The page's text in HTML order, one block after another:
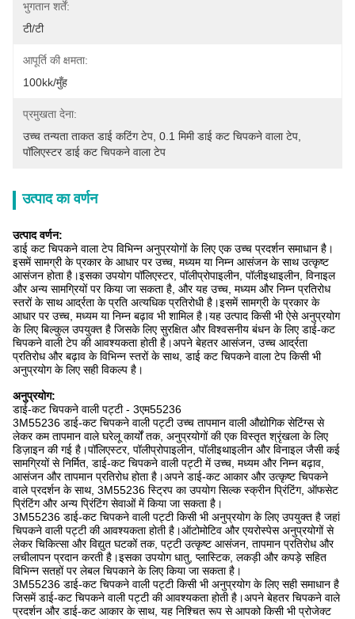
भुगतान शर्तें:
टी/टी
आपूर्ति की क्षमता:
100kk/मुँह
प्रमुखता देना:
उच्च तन्यता ताकत डाई कटिंग टेप 0.1 मिमी डाई कट चिपकने वाला टेप
पॉलिएस्टर डाई कट चिपकने वाला टेप
उत्पाद का वर्णन
उत्पाद वर्णन:
डाई कट चिपकने वाला टेप विभिन्न अनुप्रयोगों के लिए एक उच्च प्रदर्शन समाधान है।
इसमें सामग्री के प्रकार के आधार पर उच्च, मध्यम या निम्न आसंजन के साथ उत्कृष्ट
आसंजन होता है।इसका उपयोग पॉलिएस्टर, पॉलीप्रोपाइलीन, पॉलीइथाइलीन, विनाइल
और अन्य सामग्रियों पर किया जा सकता है, और यह उच्च, मध्यम और निम्न प्रतिरोध
स्तरों के साथ आर्द्रता के प्रति अत्यधिक प्रतिरोधी है।इसमें सामग्री के प्रकार के
आधार पर उच्च, मध्यम या निम्न बढ़ाव भी शामिल है।यह उत्पाद किसी भी ऐसे अनुप्रयोग
के लिए बिल्कुल उपयुक्त है जिसके लिए सुरक्षित और विश्वसनीय बंधन के लिए डाई-कट
चिपकने वाली टेप की आवश्यकता होती है।अपने बेहतर आसंजन, उच्च आर्द्रता
प्रतिरोध और बढ़ाव के विभिन्न स्तरों के साथ, डाई कट चिपकने वाला टेप किसी भी
अनुप्रयोग के लिए सही विकल्प है।
अनुप्रयोग:
डाई-कट चिपकने वाली पट्टी - 3एम55236
3M55236 डाई-कट चिपकने वाली पट्टी उच्च तापमान वाली औद्योगिक सेटिंग्स से
लेकर कम तापमान वाले घरेलू कार्यों तक, अनुप्रयोगों की एक विस्तृत श्रृंखला के लिए
डिज़ाइन की गई है।पॉलिएस्टर, पॉलीप्रोपाइलीन, पॉलीइथाइलीन और विनाइल जैसी कई
सामग्रियों से निर्मित, डाई-कट चिपकने वाली पट्टी में उच्च, मध्यम और निम्न बढ़ाव,
आसंजन और तापमान प्रतिरोध होता है।अपने डाई-कट आकार और उत्कृष्ट चिपकने
वाले प्रदर्शन के साथ, 3M55236 स्ट्रिप का उपयोग सिल्क स्क्रीन प्रिंटिंग, ऑफसेट
प्रिंटिंग और अन्य प्रिंटिंग सेवाओं में किया जा सकता है।
3M55236 डाई-कट चिपकने वाली पट्टी किसी भी अनुप्रयोग के लिए उपयुक्त है जहां
चिपकने वाली पट्टी की आवश्यकता होती है।ऑटोमोटिव और एयरोस्पेस अनुप्रयोगों से
लेकर चिकित्सा और विद्युत घटकों तक, पट्टी उत्कृष्ट आसंजन, तापमान प्रतिरोध और
लचीलापन प्रदान करती है।इसका उपयोग धातु, प्लास्टिक, लकड़ी और कपड़े सहित
विभिन्न सतहों पर लेबल चिपकाने के लिए किया जा सकता है।
3M55236 डाई-कट चिपकने वाली पट्टी किसी भी अनुप्रयोग के लिए सही समाधान है
जिसमें डाई-कट चिपकने वाली पट्टी की आवश्यकता होती है।अपने बेहतर चिपकने वाले
प्रदर्शन और डाई-कट आकार के साथ, यह निश्चित रूप से आपको किसी भी प्रोजेक्ट